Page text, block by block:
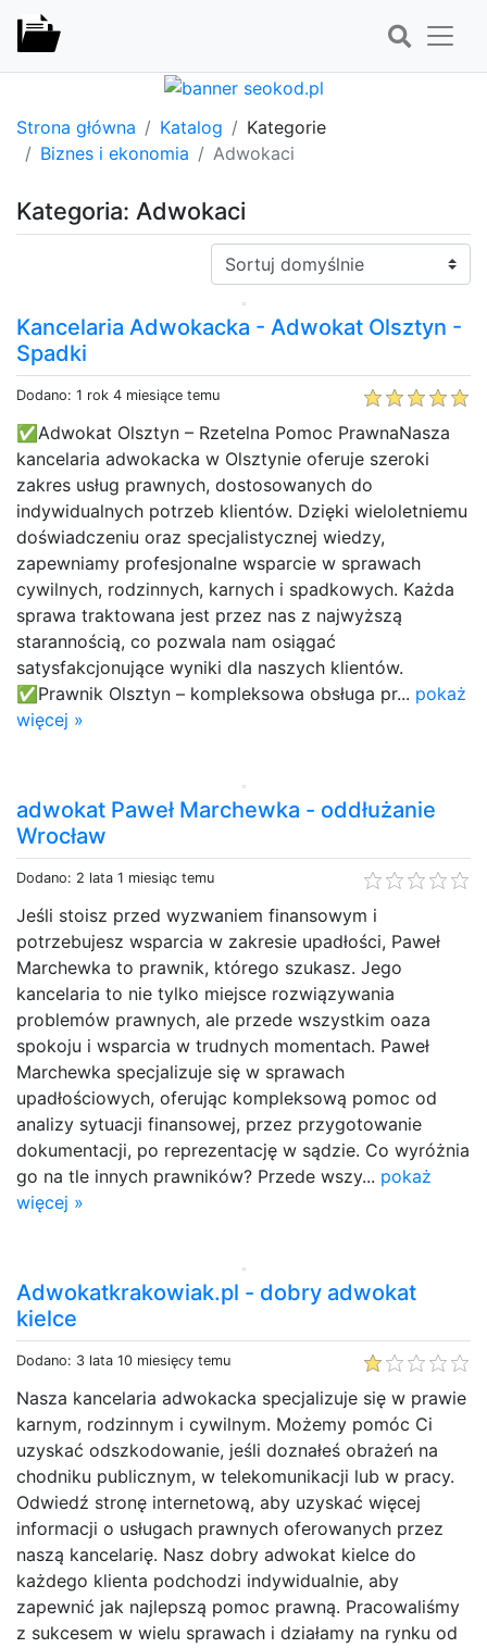
Strona główna Katalog
Kategorie
Biznes i ekonomia
Adwokaci
Kategoria: Adwokaci
Sortuj:
Kancelaria Adwokacka - Adwokat Olsztyn -
Spadki
Dodano: 1 rok 4 miesiące temu
✅Adwokat Olsztyn – Rzetelna Pomoc PrawnaNasza
kancelaria adwokacka w Olsztynie oferuje szeroki
zakres usług prawnych, dostosowanych do
indywidualnych potrzeb klientów. Dzięki wieloletniemu
doświadczeniu oraz specjalistycznej wiedzy,
zapewniamy profesjonalne wsparcie w sprawach
cywilnych, rodzinnych, karnych i spadkowych. Każda
sprawa traktowana jest przez nas z najwyższą
starannością, co pozwala nam osiągać
satysfakcjonujące wyniki dla naszych klientów.
✅Prawnik Olsztyn – kompleksowa obsługa pr... pokaż
więcej »
adwokat Paweł Marchewka - oddłużanie
Wrocław
Dodano: 2 lata 1 miesiąc temu
Jeśli stoisz przed wyzwaniem finansowym i
potrzebujesz wsparcia w zakresie upadłości, Paweł
Marchewka to prawnik, którego szukasz. Jego
kancelaria to nie tylko miejsce rozwiązywania
problemów prawnych, ale przede wszystkim oaza
spokoju i wsparcia w trudnych momentach. Paweł
Marchewka specjalizuje się w sprawach
upadłościowych, oferując kompleksową pomoc od
analizy sytuacji finansowej, przez przygotowanie
dokumentacji, po reprezentację w sądzie. Co wyróżnia
go na tle innych prawników? Przede wszy... pokaż
więcej »
Adwokatkrakowiak.pl - dobry adwokat
kielce
Dodano: 3 lata 10 miesięcy temu
Nasza kancelaria adwokacka specjalizuje się w prawie
karnym, rodzinnym i cywilnym. Możemy pomóc Ci
uzyskać odszkodowanie, jeśli doznałeś obrażeń na
chodniku publicznym, w telekomunikacji lub w pracy.
Odwiedź stronę internetową, aby uzyskać więcej
informacji o usługach prawnych oferowanych przez
naszą kancelarię. Nasz dobry adwokat kielce do
każdego klienta podchodzi indywidualnie, aby
zapewnić jak najlepszą pomoc prawną. Pracowaliśmy
z sukcesem w wielu sprawach i działamy na rynku od